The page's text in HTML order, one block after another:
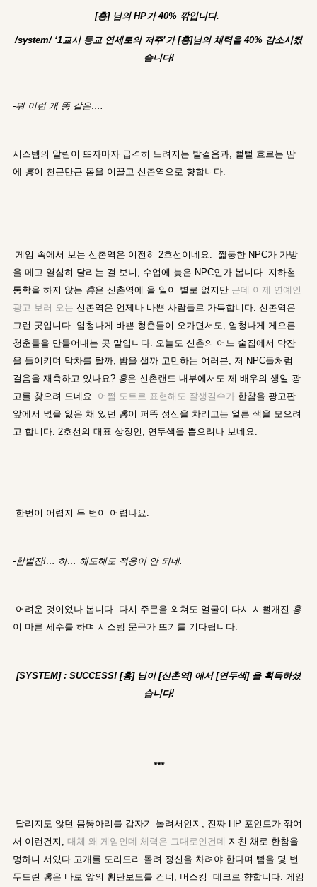
[홍] 님의 HP가 40% 깎입니다.
/system/ ‘1교시 등교 연세로의 저주’가 [홍]님의 체력을 40% 감소시켰
습니다!
-뭐 이런 개 똥 같은….
시스템의 알림이 뜨자마자 급격히 느려지는 발걸음과, 뻘뻘 흐르는 땀
에 홍이 천근만근 몸을 이끌고 신촌역으로 향합니다.
게임 속에서 보는 신촌역은 여전히 2호선이네요. 짧둥한 NPC가 가방
을 메고 열심히 달리는 걸 보니, 수업에 늦은 NPC인가 봅니다. 지하철
통학을 하지 않는 홍은 신촌역에 올 일이 별로 없지만 근데 이제 연예인
광고 보러 오는 신촌역은 언제나 바쁜 사람들로 가득합니다. 신촌역은
그런 곳입니다. 엄청나게 바쁜 청춘들이 오가면서도, 엄청나게 게으른
청춘들을 만들어내는 곳 말입니다. 오늘도 신촌의 어느 술집에서 막잔
을 들이키며 막차를 탈까, 밤을 샐까 고민하는 여러분, 저 NPC들처럼
걸음을 재촉하고 있나요? 홍은 신촌랜드 내부에서도 제 배우의 생일 광
고를 찾으려 드네요. 어쩜 도트로 표현해도 잘생길수가 한참을 광고판
앞에서 넋을 잃은 채 있던 홍이 퍼뜩 정신을 차리고는 얼른 색을 모으려
고 합니다. 2호선의 대표 상징인, 연두색을 뽑으려나 보네요.
한번이 어렵지 두 번이 어렵나요.
-함벌잔!… 하… 해도해도 적응이 안 되네.
어려운 것이었나 봅니다. 다시 주문을 외쳐도 얼굴이 다시 시뻘개진 홍
이 마른 세수를 하며 시스템 문구가 뜨기를 기다립니다.
[SYSTEM] : SUCCESS! [홍] 님이 [신촌역] 에서 [연두색] 을 획득하셨
습니다!
***
달리지도 않던 몸뚱아리를 갑자기 놀려서인지, 진짜 HP 포인트가 깎여
서 이런건지, 대체 왜 게임인데 체력은 그대로인건데
지친 채로 한참을
멍하니 서있다 고개를 도리도리 돌려 정신을 차려야 한다며 뺨을 몇 번
두드린 홍은 바로 앞의 횡단보도를 건너, 버스킹 데크로 향합니다. 게임